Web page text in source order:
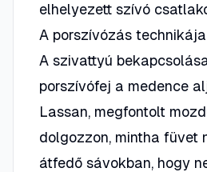
elhelyezett szívó
A porszívózás technikája
A szivattyú
porszívófej a medence
Lassan, megfontolt
dolgozzon, mintha füvet
átfedő sávokban, hogy